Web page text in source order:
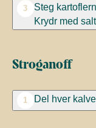
3
Steg
Krydr med
Stroganoff
1 Del hver